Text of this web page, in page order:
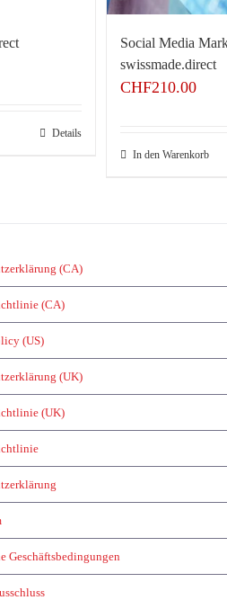
Details
Social Media
swissmade.direct
CHF210.00
In den Warenkorb
(CA)
(CA)
(US)
(UK)
(UK)
Geschäftsbedingungen